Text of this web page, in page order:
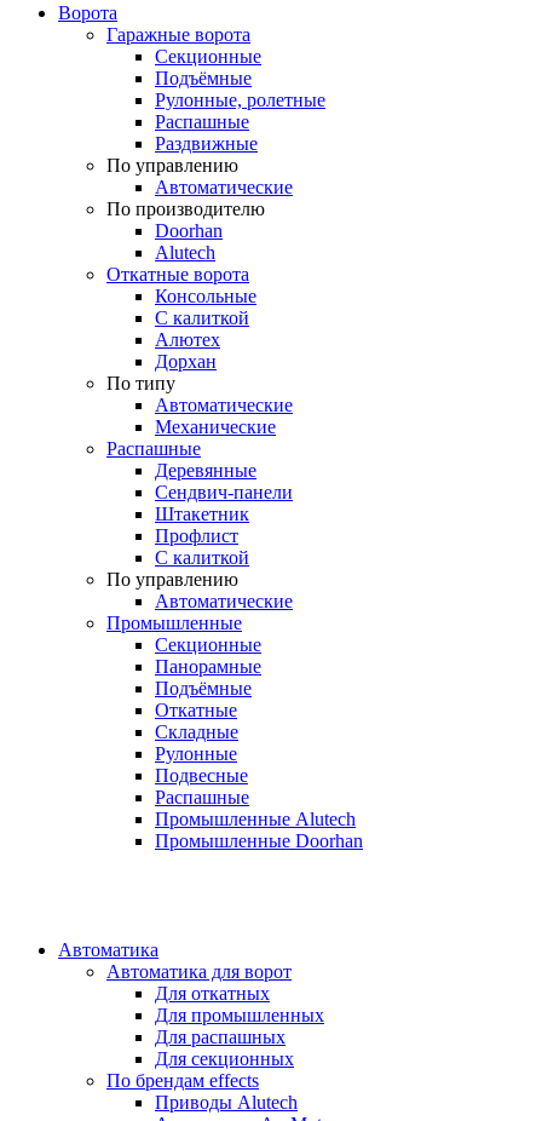
Ворота
Гаражные ворота
Секционные
Подъёмные
Рулонные, ролетные
Распашные
Раздвижные
По управлению
Автоматические
По производителю
Doorhan
Alutech
Откатные ворота
Консольные
С калиткой
Алютех
Дорхан
По типу
Автоматические
Механические
Распашные
Деревянные
Сендвич-панели
Штакетник
Профлист
С калиткой
По управлению
Автоматические
Промышленные
Секционные
Панорамные
Подъёмные
Откатные
Складные
Рулонные
Подвесные
Распашные
Промышленные Alutech
Промышленные Doorhan
Автоматика
Автоматика для ворот
Для откатных
Для промышленных
Для распашных
Для секционных
По брендам effects
Приводы Alutech